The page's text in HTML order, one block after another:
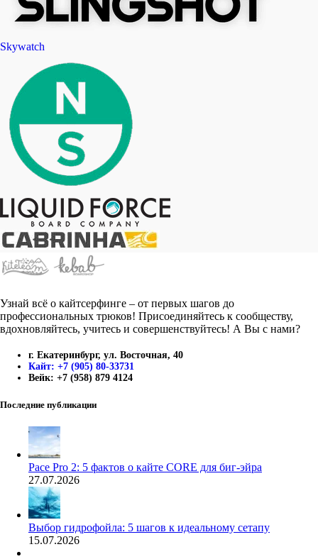
Skywatch
Узнай всё о кайтсерфинге – от первых шагов до
профессиональных трюков! Присоединяйтесь к сообществу,
вдохновляйтесь, учитесь и совершенствуйтесь! А Вы с нами?
г. Екатеринбург, ул. Восточная, 40
Кайт: +7 (905) 80-33731
Вейк: +7 (958) 879 4124
Последние публикации
Pace Pro 2: 5 фактов о кайте CORE для биг-эйра
27.07.2026
Выбор гидрофойла: 5 шагов к идеальному сетапу
15.07.2026